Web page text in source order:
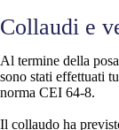
Collaudi e
Al termine della
sono stati effettuati
norma CEI 64-8.
Il collaudo ha